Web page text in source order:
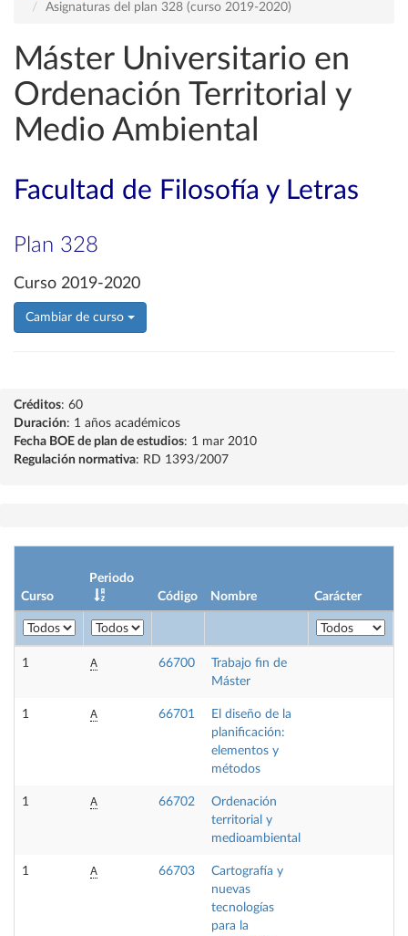
Asignaturas del plan 328 (curso 2019-2020)
Máster Universitario en
Ordenación Territorial y
Medio Ambiental
Facultad de Filosofía y Letras
Plan 328
Curso 2019-2020
Cambiar de curso
Créditos: 60
Duración: 1 años académicos
Fecha BOE de plan de estudios: 1 mar 2010
Regulación normativa: RD 1393/2007
Curso
Periodo
Código
Nombre Carácter
1 A 66700
Trabajo fin de
Máster
1 A 66701
El diseño de la
planificación:
elementos y
métodos
1 A 66702
Ordenación
territorial y
medioambiental
1 A 66703
Cartografía y
nuevas
tecnologías
para la